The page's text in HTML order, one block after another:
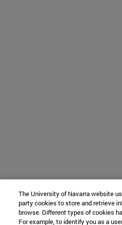
The University of Navarra website
party cookies to store and retrieve
browse. Different types of cookies
For example, to identify you as a